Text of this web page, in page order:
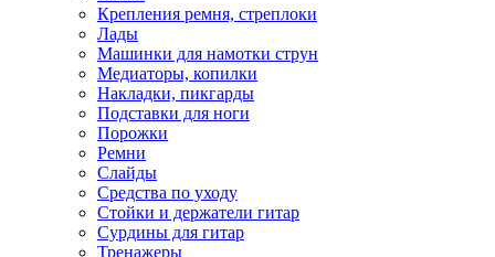
Крепления ремня, стреплоки
Лады
Машинки для намотки струн
Медиаторы, копилки
Накладки, пикгарды
Подставки для ноги
Порожки
Ремни
Слайды
Средства по уходу
Стойки и держатели гитар
Сурдины для гитар
Тренажеры